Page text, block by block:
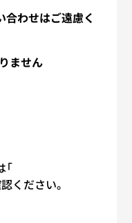
わせはご遠慮く
ません
ください。